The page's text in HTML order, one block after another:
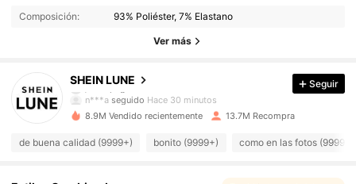
Composición: 93% Poliéster, 7% Elastano
Ver más
SHEIN LUNE
1M Seguidores
4.91
n***a seguido Hace 30 minutos
4.91
4.91 1M Seguidores
Seguir
8.9M Vendido recientemente 13.7M Recompra
de buena calidad (9999+) bonito (9999+) como en las fotos (9999+)